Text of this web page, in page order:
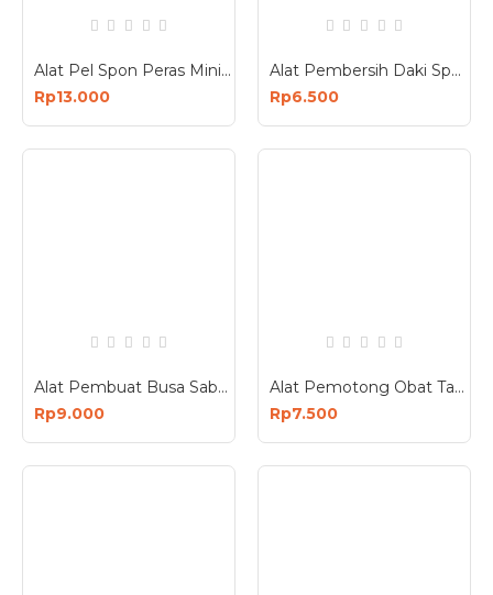
Alat Pel Spon Peras Mini Mop Pembersih Dapur Spons Bahan Plastik
Rp13.000
Alat Pembersih Daki Spon Spons Sponge Pembersih Daki EPE
Rp6.500
Alat Pembuat Busa Sabun Foam Maker
Rp9.000
Alat Pemotong Obat Tablet Pill Cutter
Rp7.500